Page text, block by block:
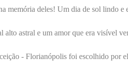
memória deles! Um dia de sol lindo e
alto astral e um amor que era visível
- Florianópolis foi escolhido por